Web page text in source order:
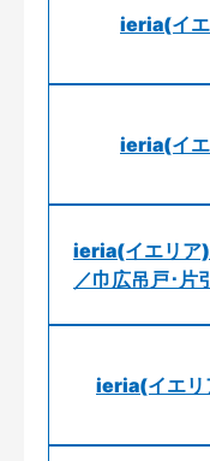
ieria(イエ
ieria(イエ
ieria(イエリア)
／巾広吊戸･片
ieria(イエリ